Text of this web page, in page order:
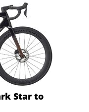
Star to